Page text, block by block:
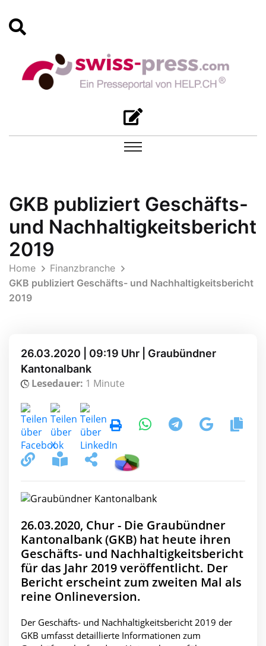
GKB publiziert Geschäfts-
und Nachhaltigkeitsbericht
2019
Home
Finanzbranche
GKB publiziert Geschäfts- und Nachhaltigkeitsbericht
2019
26.03.2020 | 09:19 Uhr | Graubündner
Kantonalbank
Lesedauer: 1 Minute
26.03.2020, Chur - Die Graubündner
Kantonalbank (GKB) hat heute ihren
Geschäfts- und Nachhaltigkeitsbericht
für das Jahr 2019 veröffentlicht. Der
Bericht erscheint zum zweiten Mal als
reine Onlineversion.
Der Geschäfts- und Nachhaltigkeitsbericht 2019 der
GKB umfasst detaillierte Informationen zum